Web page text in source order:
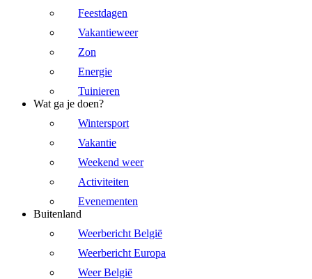
Feestdagen
Vakantieweer
Zon
Energie
Tuinieren
Wat ga je doen?
Wintersport
Vakantie
Weekend weer
Activiteiten
Evenementen
Buitenland
Weerbericht België
Weerbericht Europa
Weer België